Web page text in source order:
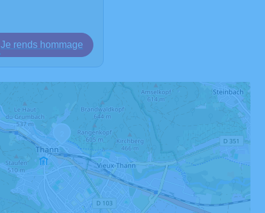
Je rends hommage